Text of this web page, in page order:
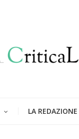
LA REDAZIONE